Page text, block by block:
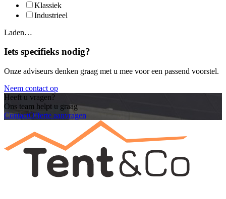
Klassiek
Industrieel
Laden…
Iets specifieks nodig?
Onze adviseurs denken graag met u mee voor een passend voorstel.
Neem contact op
Heeft u vragen?
Ons team helpt u graag
ContactOfferte aanvragen